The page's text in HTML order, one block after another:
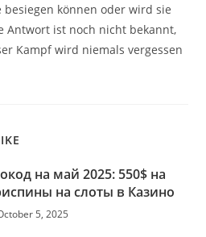
besiegen können oder wird sie
Antwort ist noch nicht bekannt,
Kampf wird niemals vergessen
на май 2025: 550$ на
на слоты в Казино
5, 2025